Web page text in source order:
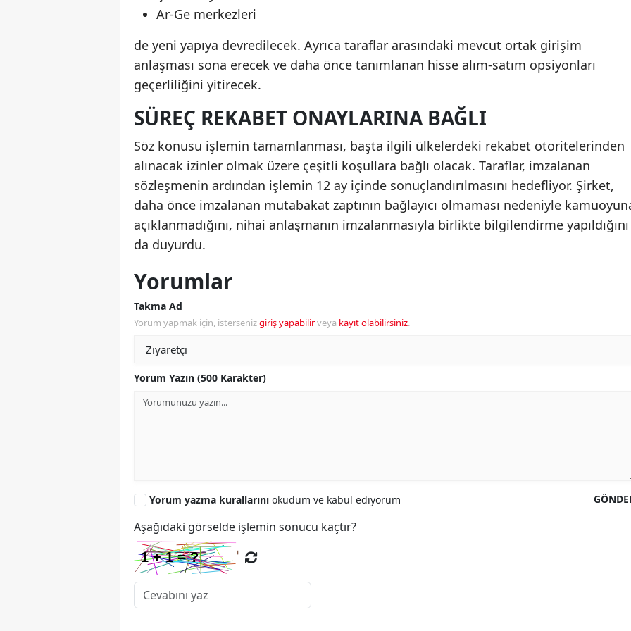
Ar-Ge merkezleri
de yeni yapıya devredilecek. Ayrıca taraflar arasındaki mevcut ortak girişim
anlaşması sona erecek ve daha önce tanımlanan hisse alım-satım opsiyonları
geçerliliğini yitirecek.
SÜREÇ REKABET ONAYLARINA BAĞLI
Söz konusu işlemin tamamlanması, başta ilgili ülkelerdeki rekabet otoritelerinden
alınacak izinler olmak üzere çeşitli koşullara bağlı olacak. Taraflar, imzalanan
sözleşmenin ardından işlemin 12 ay içinde sonuçlandırılmasını hedefliyor. Şirket,
daha önce imzalanan mutabakat zaptının bağlayıcı olmaması nedeniyle
açıklanmadığını, nihai anlaşmanın imzalanmasıyla birlikte bilgilendirme yapıldığını
da duyurdu.
Yorumlar
Takma Ad
Yorum yapmak için, istersenizgiriş yapabilirveya kayıt olabilirsiniz.
Yorum Yazın (500 Karakter)
Yorum yazma kurallarını okudum ve kabul ediyorum
Aşağıdaki görselde işlemin sonucu kaçtır?